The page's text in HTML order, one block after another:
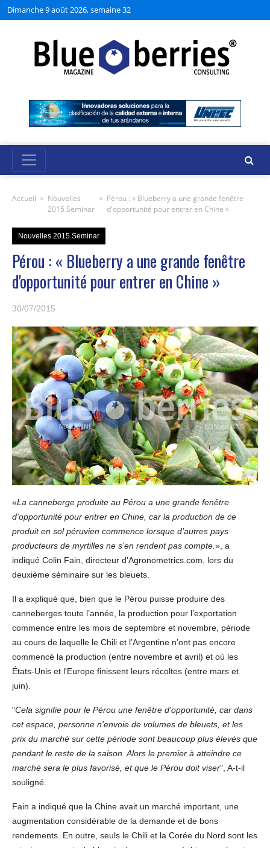
Dimanche 9 août 2026, semaine 32
Accueil > Nouvelles
2015 Seminar
> Pérou : « Blueberry a une grande fenêtre
d'opportunité pour entrer en Chine »
Nouvelles 2015 Seminar
Pérou : « Blueberry a une grande fenêtre
d'opportunité pour entrer en Chine »
30/07/2015
«La canneberge produite au Pérou a une grande fenêtre
d'opportunité pour entrer en Chine, car la production de ce
produit en sol péruvien commence lorsque d'autres pays
producteurs de myrtilles ne s'en rendent pas compte.», a
indiqué Colin Fain, directeur d'Agronometrics.com, lors du
deuxième séminaire sur les bleuets.
Il a expliqué que, bien que le Pérou puisse produire des
canneberges toute l’année, la production pour l’exportation
commence entre les mois de septembre et novembre, période
au cours de laquelle le Chili et l’Argentine n’ont pas encore
commencé la production (entre novembre et avril) et où les
États-Unis et l'Europe finissent leurs récoltes (entre mars et
juin).
"Cela signifie pour le Pérou une fenêtre d'opportunité, car dans
cet espace, personne n'envoie de volumes de bleuets, et les
prix du marché sur cette période sont beaucoup plus élevés que
pendant le reste de la saison. Alors le premier à atteindre ce
marché sera le plus favorisé, et que le Pérou doit viser", A-t-il
souligné.
Fain a indiqué que la Chine avait un marché important, une
augmentation considérable de la demande et de bons
rendements. En outre, seuls le Chili et la Corée du Nord sont les